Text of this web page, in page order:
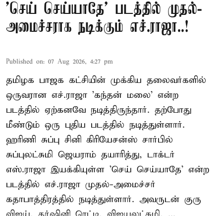
'செய் செய்யாதே' படத்தில் முதல்-
அமைச்சராக நடிக்கும் எச்.ராஜா..!
Published on: 07 Aug 2026, 4:27 pm
தமிழக பாஜக கட்சியின் முக்கிய தலைவர்களில்
ஒருவரான எச்.ராஜா 'கந்தன் மலை' என்ற
படத்தில் ஏற்கனவே நடித்திருந்தார். தற்போது
மீண்டும் ஒரு புதிய படத்தில் நடித்துள்ளார்.
ஹரிணி சுப்பு சினி கிரியேசன்ஸ் சார்பில்
சுப்புலட்சுமி ஜெயராம் தயாரித்து, டாக்டர்
எஸ்.ராஜா இயக்கியுள்ள 'செய் செய்யாதே' என்ற
படத்தில் எச்.ராஜா முதல்-அமைச்சர்
கதாபாத்திரத்தில் நடித்துள்ளார். அவருடன் குரு